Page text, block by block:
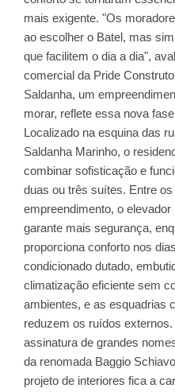
mais exigente. "Os
ao escolher o Batel, mas
que facilitem o dia a dia",
comercial da Pride
Saldanha, um
morar, reflete essa nova
Localizado na esquina das
Saldanha Marinho, o
combinar sofisticação e
duas ou três suítes. Entre
empreendimento, o
garante mais segurança,
proporciona conforto nos
condicionado dutado,
climatização eficiente sem
ambientes, e as esquadrias
reduzem os ruídos
assinatura de grandes
da renomada Baggio
projeto de interiores fica a